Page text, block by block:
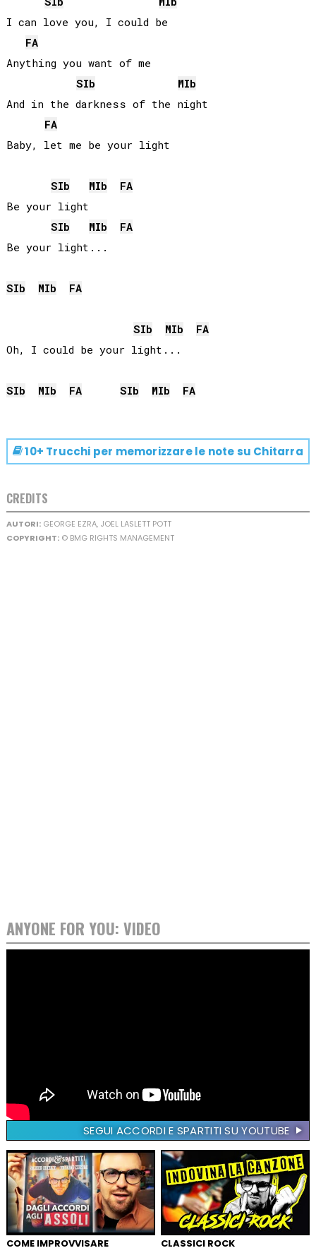
I can love you, I could be
FA
Anything you want of me
SIb
MIb
And in the darkness of the night
FA
Baby, let me be your light
SIb MIb
FA
Be your light
SIb
MIb
FA
Be your light...
SIb MIb FA
SIb MIb
FA
Oh, I could be your light...
SIb MIb FA SIb MIb FA
10+ Trucchi per memorizzare le note su Chitarra
CREDITS
AUTORI:GEORGE EZRA, JOEL LASLETT POTT
COPYRIGHT:© BMG RIGHTS MANAGEMENT
ANYONE FOR YOU: VIDEO
SEGUI ACCORDI E SPARTITI SU YOUTUBE
COME IMPROVVISARE CLASSICI ROCK